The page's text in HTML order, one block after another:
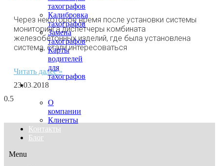
тахографов
Калибровка
тахографов
Замена
тахографов
Карты
водителей
для
тахографов
О
О
компании
Клиенты
Контакты
Блог
Menu
Через некоторое время после установки системы
мониторинга диспетчеры комбината
железобетонных изделий, где была установлена
система, стали интересоваться
Читать далее »
23.03.2018